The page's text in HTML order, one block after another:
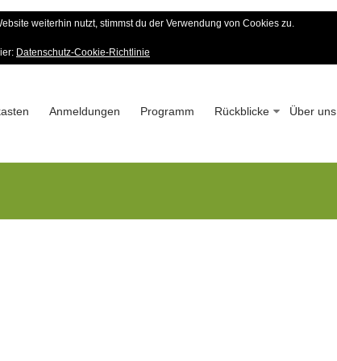
Wald-Verein
Seit 1963
Anmeldungen Programm Rückblicke Über uns
weiterhin nutzt, stimmst du der Verwendung von Cookies zu.
Datenschutz-Cookie-Richtlinie